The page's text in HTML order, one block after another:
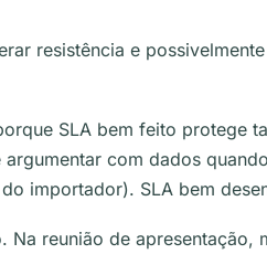
resistência e
SLA bem feito protege
com dados
importador). SLA bem
reunião de apresentação,